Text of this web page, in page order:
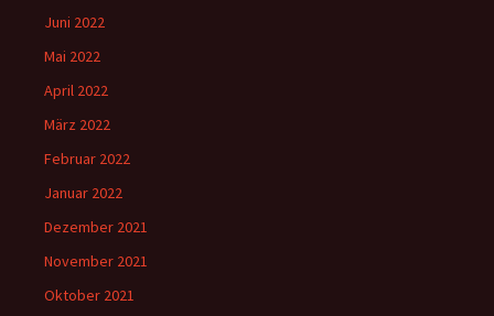
Juni 2022
Mai 2022
April 2022
März 2022
Februar 2022
Januar 2022
Dezember 2021
November 2021
Oktober 2021